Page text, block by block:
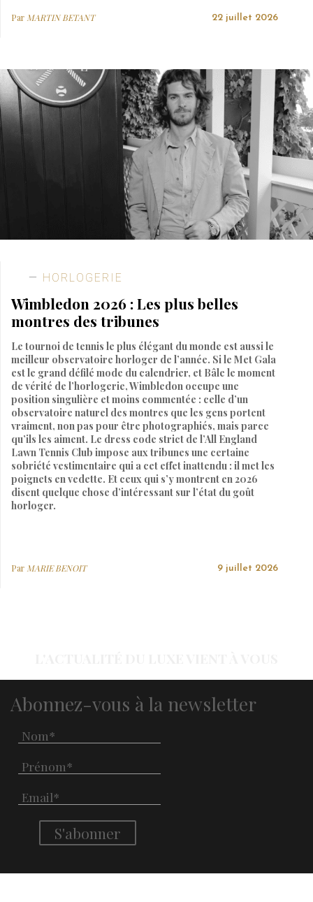
Par MARTIN BETANT 22 juillet 2026
HORLOGERIE
Wimbledon 2026 : Les plus belles
montres des tribunes
Le tournoi de tennis le plus élégant du monde est aussi le
meilleur observatoire horloger de l’année. Si le Met Gala
est le grand défilé mode du calendrier, et Bâle le moment
de vérité de l’horlogerie, Wimbledon occupe une
position singulière et moins commentée : celle d’un
observatoire naturel des montres que les gens portent
vraiment, non pas pour être photographiés, mais parce
qu’ils les aiment. Le dress code strict de l’All England
Lawn Tennis Club impose aux tribunes une certaine
sobriété vestimentaire qui a cet effet inattendu : il met les
poignets en vedette. Et ceux qui s’y montrent en 2026
disent quelque chose d’intéressant sur l’état du goût
horloger.
ParMARIE BENOIT 9 juillet 2026
Abonnez-vous à la newsletter